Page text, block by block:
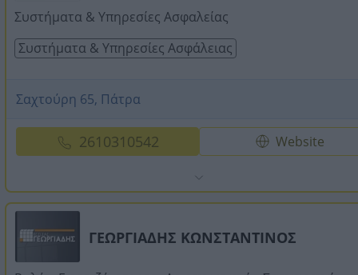
Συστήματα & Υπηρεσίες Ασφαλείας
Συστήματα & Υπηρεσίες Ασφάλειας
Σαχτούρη 65, Πάτρα
2610310542 Website
ΓΕΩΡΓΙΑΔΗΣ ΚΩΝΣΤΑΝΤΙΝΟΣ